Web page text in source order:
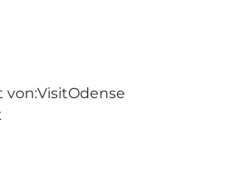
von:VisitOdense